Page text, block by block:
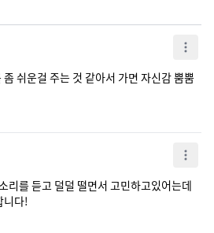
쉬운걸 주는 것 같아서 가면 자신감 뿜뿜
리를 듣고 덜덜 떨면서 고민하고있어는데
니다!